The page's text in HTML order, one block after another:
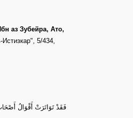
аз Зубейра, Ато,
5/434,
فَقَدْ تَوَاتَرَتْ أَقْوَالُ